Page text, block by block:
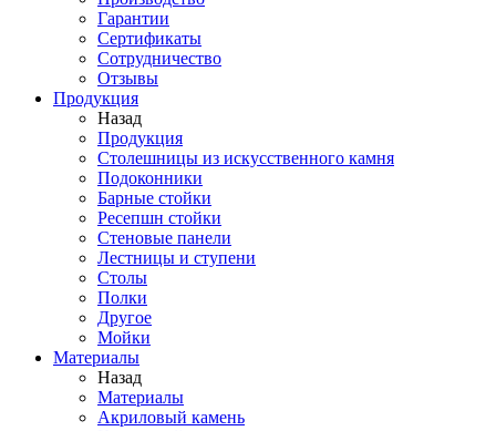
Гарантии
Сертификаты
Сотрудничество
Отзывы
Продукция
Назад
Продукция
Столешницы из искусственного камня
Подоконники
Барные стойки
Ресепшн стойки
Стеновые панели
Лестницы и ступени
Столы
Полки
Другое
Мойки
Материалы
Назад
Материалы
Акриловый камень